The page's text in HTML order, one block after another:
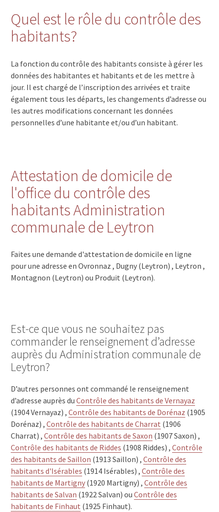
Quel est le rôle du contrôle des
habitants?
La fonction du contrôle des habitants consiste à gérer les
données des habitantes et habitants et de les mettre à
jour. Il est chargé de l’inscription des arrivées et traite
également tous les départs, les changements d’adresse ou
les autres modifications concernant les données
personnelles d’une habitante et/ou d’un habitant.
Attestation de domicile de
l'office du contrôle des
habitants Administration
communale de Leytron
Faites une demande d'attestation de domicile en ligne
pour une adresse en Ovronnaz , Dugny (Leytron) , Leytron ,
Montagnon (Leytron) ou Produit (Leytron).
Est-ce que vous ne souhaitez pas
commander le renseignement d’adresse
auprès du Administration communale de
Leytron?
D’autres personnes ont commandé le renseignement
d’adresse auprès duContrôle des habitants de Vernayaz
(1904 Vernayaz) ,Contrôle des habitants de Dorénaz (1905
Dorénaz) ,Contrôle des habitants de Charrat (1906
Charrat) ,Contrôle des habitants de Saxon (1907 Saxon) ,
Contrôle des habitants de Riddes (1908 Riddes) ,Contrôle
des habitants de Saillon (1913 Saillon) ,Contrôle des
habitants d'Isérables (1914 Isérables) ,Contrôle des
habitants de Martigny (1920 Martigny) ,Contrôle des
habitants de Salvan (1922 Salvan) ouContrôle des
habitants de Finhaut (1925 Finhaut).